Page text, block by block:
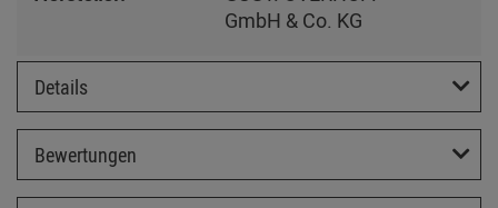
GmbH & Co. KG
Details
Bewertungen